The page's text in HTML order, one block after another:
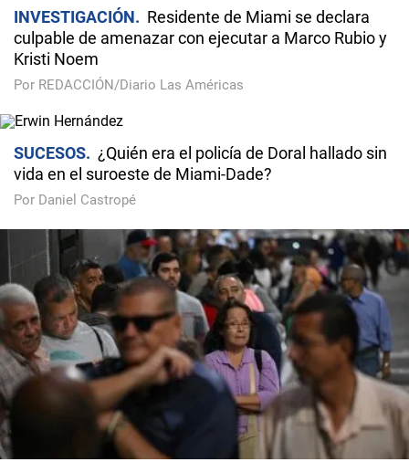
INVESTIGACIÓN
Residente de Miami se declara
culpable de amenazar con ejecutar a Marco Rubio y
Kristi Noem
Por REDACCIÓN/Diario Las Américas
SUCESOS
¿Quién era el policía de Doral hallado sin
vida en el suroeste de Miami-Dade?
Por Daniel Castropé